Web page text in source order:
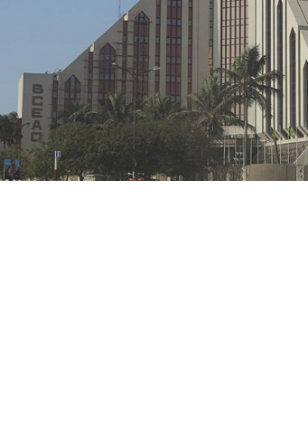
Plateformes digitales
Web, Intranet et Extranet